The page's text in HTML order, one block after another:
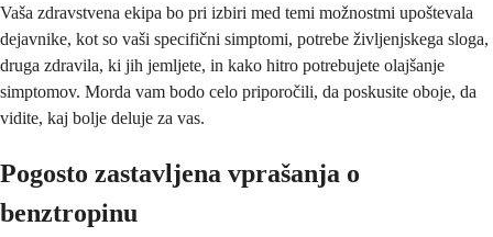
Vaša zdravstvena ekipa bo pri izbiri med temi možnostmi upoštevala
dejavnike, kot so vaši specifični simptomi, potrebe življenjskega sloga,
druga zdravila, ki jih jemljete, in kako hitro potrebujete olajšanje
simptomov. Morda vam bodo celo priporočili, da poskusite oboje, da
vidite, kaj bolje deluje za vas.
Pogosto zastavljena vprašanja o
benztropinu